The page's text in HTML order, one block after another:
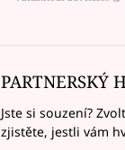
PARTNERSKÝ
Jste si souzení?
zjistěte, jestli vám